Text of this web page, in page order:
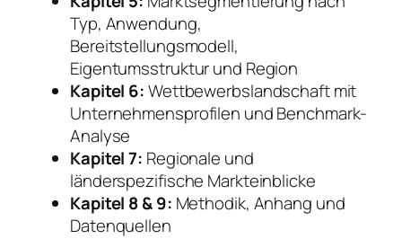
Typ, Anwendung,
Bereitstellungsmodell,
Eigentumsstruktur und Region
Kapitel 6:Wettbewerbslandschaft mit
Unternehmensprofilen und Benchmark-
Analyse
Kapitel 7: Regionale und
länderspezifische Markteinblicke
Kapitel 8 & 9: Methodik, Anhang und
Datenquellen